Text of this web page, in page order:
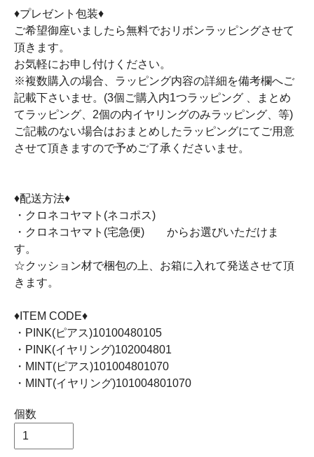
♦プレゼント包装♦
ご希望御座いましたら無料でおリボンラッピングさせて
頂きます。
お気軽にお申し付けください。
※複数購入の場合、ラッピング内容の詳細を備考欄へご
記載下さいませ。(3個ご購入内1つラッピング 、まとめ
てラッピング、2個の内イヤリングのみラッピング、等)
ご記載のない場合はおまとめしたラッピングにてご用意
させて頂きますので予めご了承くださいませ。
♦配送方法♦
・クロネコヤマト(ネコポス)
・クロネコヤマト(宅急便) からお選びいただけま
す。
☆クッション材で梱包の上、お箱に入れて発送させて頂
きます。
♦ITEM CODE♦
・PINK(ピアス)10100480105
・PINK(イヤリング)102004801
・MINT(ピアス)101004801070
・MINT(イヤリング)101004801070
個数